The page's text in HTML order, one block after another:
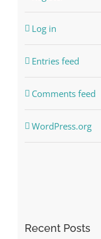
Log in
Entries feed
Comments feed
WordPress.org
Recent Posts